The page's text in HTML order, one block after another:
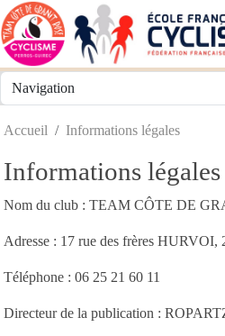
Accueil Informations légales
Informations légales
Nom du club : TEAM CÔTE DE
Adresse : 17 rue des frères
Téléphone : 06 25 21 60 11
Directeur de la publication :
Panneau de gestion des cookies